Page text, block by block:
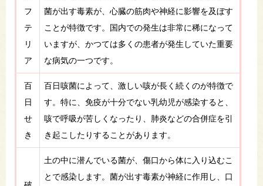
フ
テ
リ
ア
菌が出す毒素が、心臓の筋肉や神経に影響を及ぼす
ことが特徴です。国内での発生は非常に稀になって
いますが、かつては多くの患者が発生していた重要
な病気の一つです。
百
日
せ
き
百日咳菌によって、激しい咳が長く続くのが特徴で
す。特に、免疫が十分でない乳幼児が感染すると、
咳で呼吸が苦しくなったり、肺炎などの合併症を引
き起こしたりすることがあります。
土の中に潜んでいる菌が、傷口から体に入り込むこ
とで感染します。菌が出す毒素が神経に作用し、口